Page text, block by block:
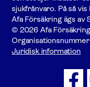
sjukfrånvaro. På så
Afa För­säkring ägs av
© 2026 Afa Försäkring
Organisationsnummer
Juridisk information